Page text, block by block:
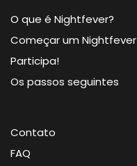
O que é Nightfever?
Começar um Nightfever
Participa!
Os passos seguintes
Contato
FAQ